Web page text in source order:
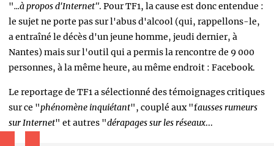
"...à propos d'Internet". Pour TF1, la cause est donc entendue :
le sujet ne porte pas sur l'abus d'alcool (qui, rappellons-le,
a entraîné le décès d'un jeune homme, jeudi dernier, à
Nantes) mais sur l'outil qui a permis la rencontre de 9 000
personnes, à la même heure, au même endroit : Facebook.
Le reportage de TF1 a sélectionné des témoignages critiques
sur ce "phénomène inquiétant", couplé aux "fausses rumeurs
sur Internet" et autres "dérapages sur les réseaux...